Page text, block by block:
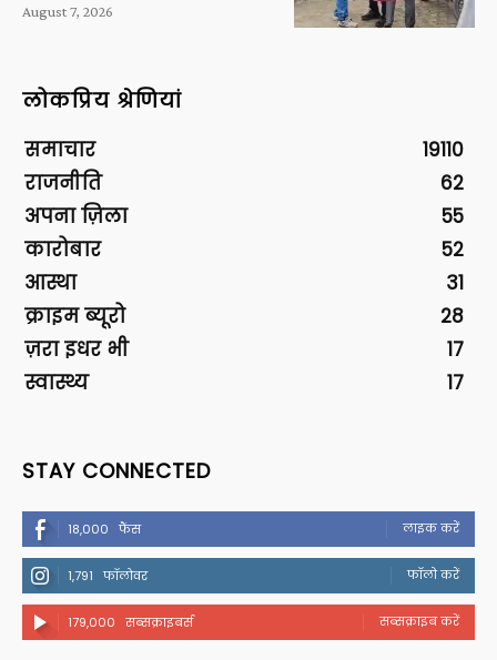
August 7, 2026
लोकप्रिय श्रेणियां
समाचार
19110
राजनीति
62
अपना ज़िला
55
कारोबार
52
आस्था
31
क्राइम ब्यूरो
28
ज़रा इधर भी
17
स्वास्थ्य
17
STAY CONNECTED
18,000 फैंस लाइक करें
1,791 फॉलोवर फॉलो करें
179,000 सब्सक्राइबर्स सब्सक्राइब करें